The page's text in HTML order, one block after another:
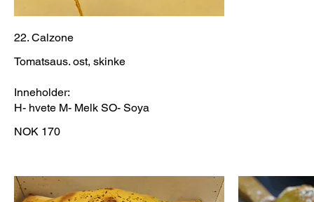
22. Calzone
Tomatsaus. ost, skinke
Inneholder:
H- hvete M- Melk SO- Soya
NOK 170